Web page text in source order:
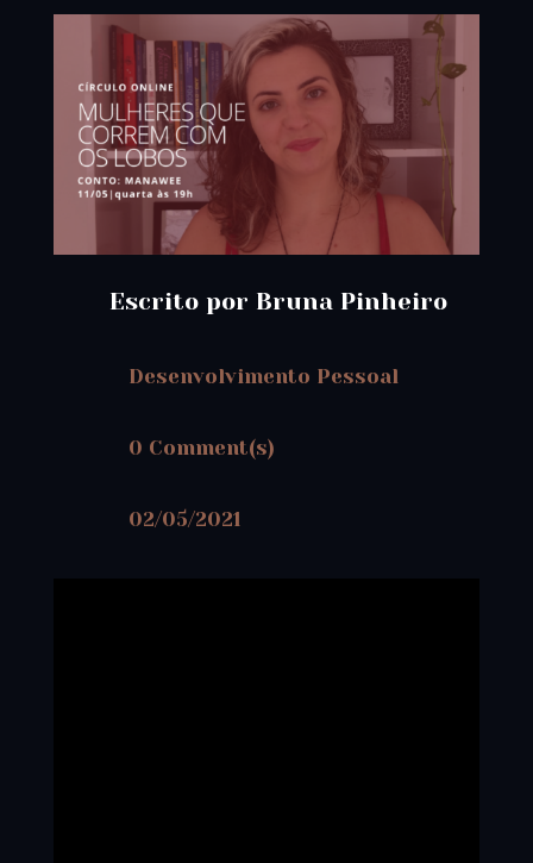
Escrito por Bruna Pinheiro
Desenvolvimento Pessoal
0 Comment(s)
02/05/2021